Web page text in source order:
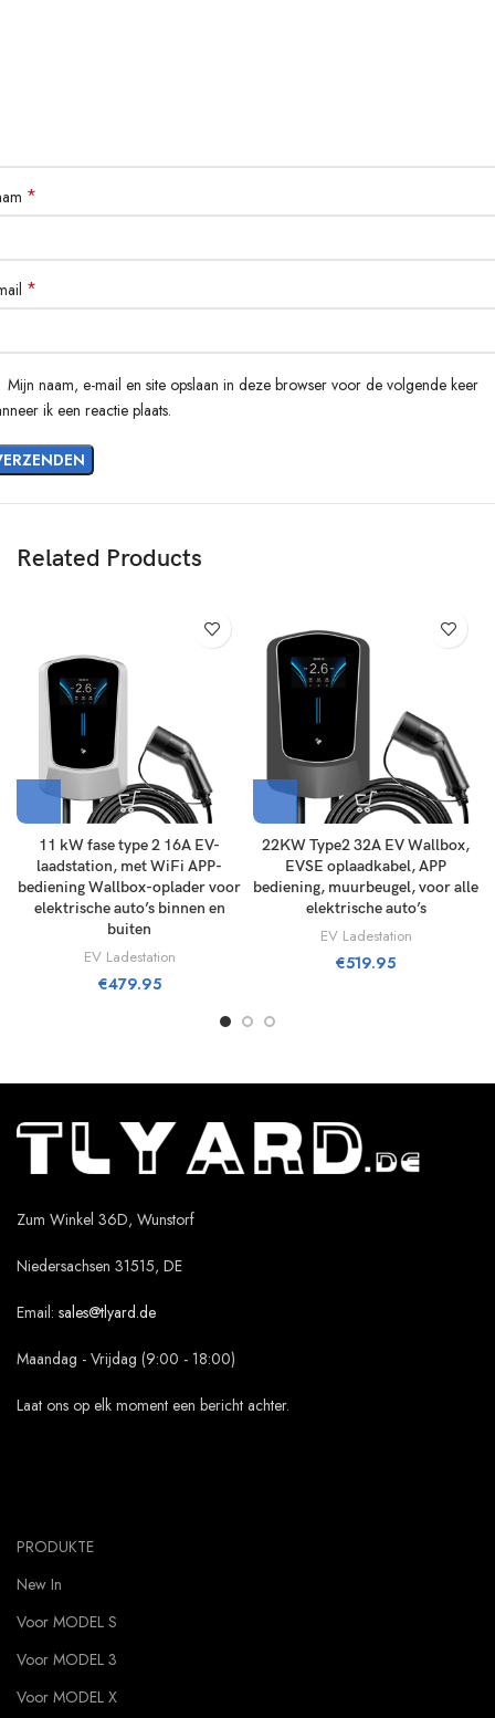
*
*
Mijn naam, e-mail en site opslaan in deze browser voor de volgende keer
ik een reactie plaats.
Related Products
11 kW fase type 2 16A EV-
laadstation, met WiFi APP-
bediening Wallbox-oplader voor
elektrische auto’s binnen en
buiten
EV Ladestation
€479.95
22KW Type2 32A EV Wallbox,
EVSE oplaadkabel, APP
bediening, muurbeugel, voor alle
elektrische auto’s
EV Ladestation
€519.95
Zum Winkel 36D, Wunstorf
Niedersachsen 31515, DE
Email: sales@tlyard.de
Maandag - Vrijdag (9:00 - 18:00)
Laat ons op elk moment een bericht achter.
PRODUKTE
New In
Voor MODEL S
Voor MODEL 3
Voor MODEL X